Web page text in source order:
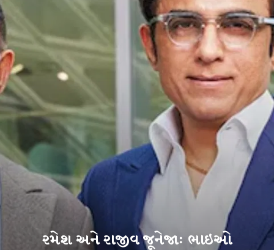
રમેશ અને રાજીવ જૂનેજા: ભાઇઓ